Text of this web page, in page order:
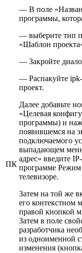
ПК
— В поле
программы,
— выберите тип
«Шаблон
— Закройте
— Распакуйте
проект.
Далее добавьте
«Целевая
программы) и
появившемся на
подключаемого
выпадающем
адрес» введите
программе Режим
телевизоре.
Затем на той же
его контекстном
правой кнопкой
Затем в поле
разработчика
из одноименной
изменения